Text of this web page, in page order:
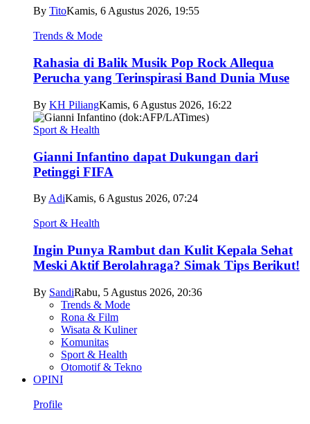
By TitoKamis, 6 Agustus 2026, 19:55
Trends & Mode
Rahasia di Balik Musik Pop Rock Allequa
Perucha yang Terinspirasi Band Dunia Muse
By KH PiliangKamis, 6 Agustus 2026, 16:22
Sport & Health
Gianni Infantino dapat Dukungan dari
Petinggi FIFA
By AdiKamis, 6 Agustus 2026, 07:24
Sport & Health
Ingin Punya Rambut dan Kulit Kepala Sehat
Meski Aktif Berolahraga? Simak Tips Berikut!
By SandiRabu, 5 Agustus 2026, 20:36
Trends & Mode
Rona & Film
Wisata & Kuliner
Komunitas
Sport & Health
Otomotif & Tekno
OPINI
Profile